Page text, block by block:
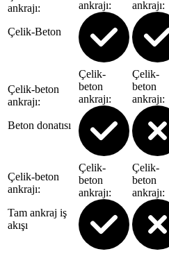
ankrajı:
Çelik-Beton
ankrajı:
ankrajı:
Çelik-beton
ankrajı:
Beton donatısı
Çelik-
beton
ankrajı:
Çelik-
beton
ankrajı:
Çelik-beton
ankrajı:
Tam ankraj iş
akışı
Çelik-
beton
ankrajı:
Çelik-
beton
ankrajı: